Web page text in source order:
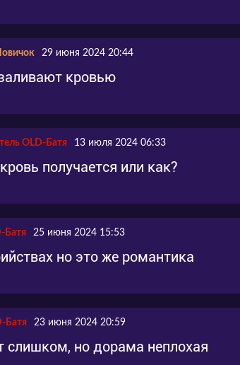
29 июня 2024 20:44
кровью
OLD-Батя 13 июля 2024 06:33
получается или как?
Батя 25 июня 2024 15:53
но это же романтика
Батя 23 июня 2024 20:59
слишком, но дорама неплохая